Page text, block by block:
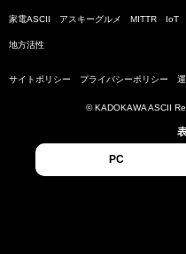
家電ASCII アスキーグルメ MITTR IoT
地方活性
サイトポリシー プライバシーポリシー
© KADOKAWA ASCII
PC